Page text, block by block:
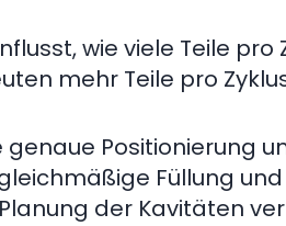
wie viele Teile
mehr Teile pro
genaue Positionierung
Füllung
der Kavitäten